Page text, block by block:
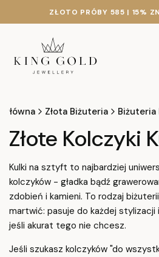
ZŁOTO PRÓBY 585 | 15%
główna Złota Biżuteria Biżuteria
Złote Kolczyki
Kulki na sztyft to najbardziej
kolczyków - gładka bądź
zdobień i kamieni. To rodzaj
martwić: pasuje do każdej stylizacji
jeśli akurat tego nie chcesz.
Jeśli szukasz kolczyków "do